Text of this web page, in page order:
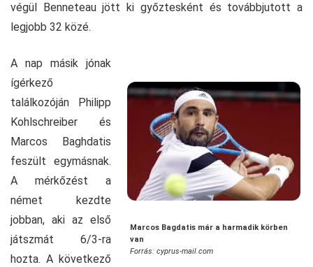
végül Benneteau jött ki győztesként és továbbjutott a
legjobb 32 közé.
Marcos Bagdatis már a harmadik körben
van
Forrás: cyprus-mail.com
A nap másik jónak
ígérkező
találkozóján Philipp
Kohlschreiber és
Marcos Baghdatis
feszült egymásnak.
A mérkőzést a
német kezdte
jobban, aki az első
játszmát 6/3-ra
hozta. A következő